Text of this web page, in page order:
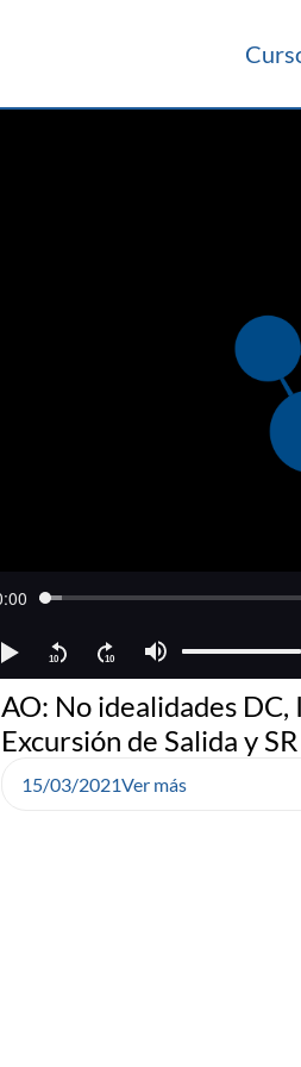
AO: No idealidades DC,
Excursión de Salida y SR
15/03/2021Ver más